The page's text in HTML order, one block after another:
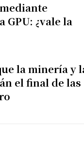
GPU: ¿vale la
la minería y
el final de las